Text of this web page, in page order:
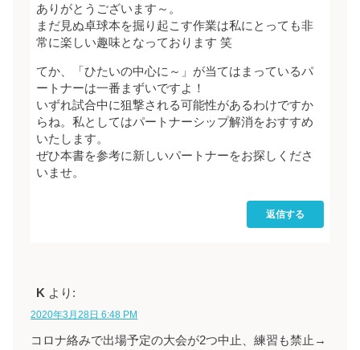
ありがとうございます～。
まだ見ぬ卓球本を掘り起こす作業は私にとっても非
常に楽しい趣味となっております 笑
てか、「ひたいの中心に～」が当てはまっているパ
ートナーは一番まずいですよ！
いずれ試合中に狙撃される可能性があるわけですか
らね。私としてはパートナーシップ解消をおすすめ
いたします。
ぜひ本書を参考に新しいパートナーをお探しくださ
いませ。
返信する
K より:
2020年3月28日 6:48 PM
コロナ絡みで出場予定の大会が2つ中止、練習も禁止→